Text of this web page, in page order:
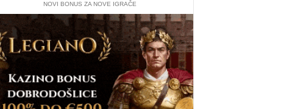
NOVI BONUS ZA NOVE IGRAČE